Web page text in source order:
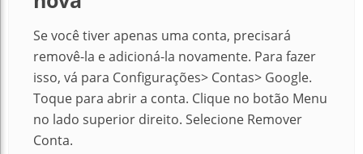
Se você tiver apenas uma conta, precisará
removê-la e adicioná-la novamente. Para fazer
isso, vá para Configurações> Contas> Google.
Toque para abrir a conta. Clique no botão Menu
no lado superior direito. Selecione Remover
Conta.